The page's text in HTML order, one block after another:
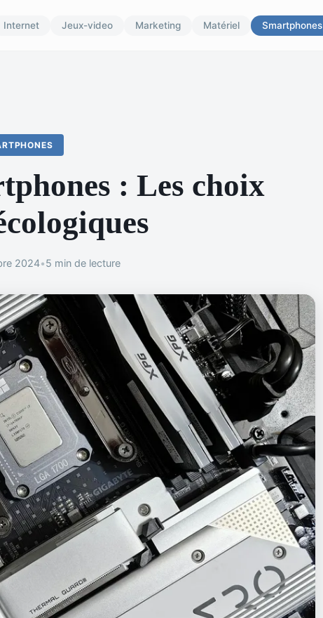
Internet Jeux-video Marketing Matériel Smartphones
: Les choix
2024•5 min de lecture